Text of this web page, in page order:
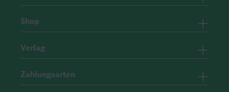
Shop
Verlag
Zahlungsarten